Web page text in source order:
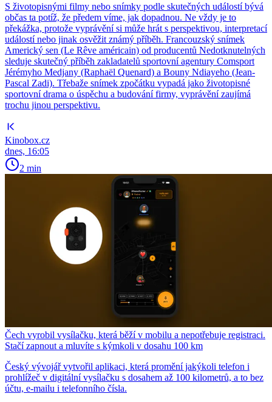
S životopisnými filmy nebo snímky podle skutečných událostí bývá
občas ta potíž, že předem víme, jak dopadnou. Ne vždy je to
překážka, protože vyprávění si může hrát s perspektivou, interpretací
událostí nebo jinak osvěžit známý příběh. Francouzský snímek
Americký sen (Le Rêve américain) od producentů Nedotknutelných
sleduje skutečný příběh zakladatelů sportovní agentury Comsport
Jérémyho Medjany (Raphaël Quenard) a Bouny Ndiayeho (Jean-
Pascal Zadi). Třebaže snímek zpočátku vypadá jako životopisné
sportovní drama o úspěchu a budování firmy, vyprávění zaujímá
trochu jinou perspektivu.
Kinobox.cz
dnes, 16:05
2 min
Čech vyrobil vysílačku, která běží v mobilu a nepotřebuje registraci.
Stačí zapnout a mluvíte s kýmkoli v dosahu 100 km
Český vývojář vytvořil aplikaci, která promění jakýkoli telefon i
prohlížeč v digitální vysílačku s dosahem až 100 kilometrů, a to bez
účtu, e-mailu i telefonního čísla.